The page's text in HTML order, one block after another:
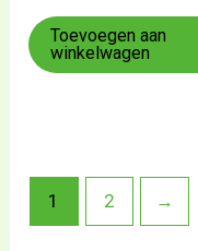
uit
5
Toevoegen aan
winkelwagen
1 2 →